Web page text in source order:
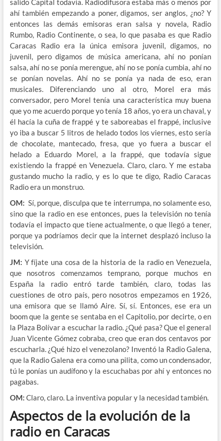
salido Capital todavía. Radiodifusora estaba más o menos por
ahí también empezando a poner, digamos, ser anglos, ¿no? Y
entonces las demás emisoras eran salsa y novela, Radio
Rumbo, Radio Continente, o sea, lo que pasaba es que Radio
Caracas Radio era la única emisora juvenil, digamos, no
juvenil, pero digamos de música americana, ahí no ponían
salsa, ahí no se ponía merengue, ahí no se ponía cumbia, ahí no
se ponían novelas. Ahí no se ponía ya nada de eso, eran
musicales. Diferenciando uno al otro, Morel era más
conversador, pero Morel tenía una característica muy buena
que yo me acuerdo porque yo tenía 18 años, yo era un chaval, y
él hacía la cuña de frappé y te saboreabas el frappé, inclusive
yo iba a buscar 5 litros de helado todos los viernes, esto sería
de chocolate, mantecado, fresa, que yo fuera a buscar el
helado a Eduardo Morel, a la frappé, que todavía sigue
existiendo la frappé en Venezuela. Claro, claro. Y me estaba
gustando mucho la radio, y es lo que te digo, Radio Caracas
Radio era un monstruo.
OM: Sí, porque, disculpa que te interrumpa, no solamente eso,
sino que la radio en ese entonces, pues la televisión no tenía
todavía el impacto que tiene actualmente, o que llegó a tener,
porque ya podríamos decir que la internet desplazó incluso la
televisión.
JM: Y fíjate una cosa de la historia de la radio en Venezuela,
que nosotros comenzamos temprano, porque muchos en
España la radio entró tarde también, claro, todas las
cuestiones de otro país, pero nosotros empezamos en 1926,
una emisora que se llamó Aire. Sí, sí. Entonces, ese era un
boom que la gente se sentaba en el Capitolio, por decirte, o en
la Plaza Bolívar a escuchar la radio. ¿Qué pasa? Que el general
Juan Vicente Gómez cobraba, creo que eran dos centavos por
escucharla. ¿Qué hizo el venezolano? Inventó la Radio Galena,
que la Radio Galena era como una pilita, como un condensador,
tú le ponías un audífono y la escuchabas por ahí y entonces no
pagabas.
OM: Claro, claro. La inventiva popular y la necesidad también.
Aspectos de la evolución de la
radio en Caracas